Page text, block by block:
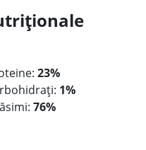
23%
1%
76%